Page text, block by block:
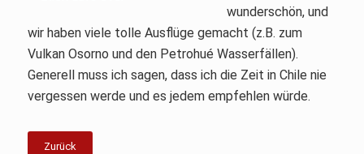
wunderschön, und
wir haben viele tolle Ausflüge gemacht (z.B. zum
Vulkan Osorno und den Petrohué Wasserfällen).
Generell muss ich sagen, dass ich die Zeit in Chile nie
vergessen werde und es jedem empfehlen würde.
Zurück